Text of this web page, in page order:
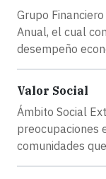
Grupo
Anual, el cual
desempeño
Valor Social
Ámbito Social
preocupaciones
comunidades